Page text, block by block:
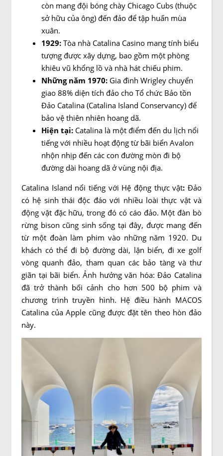
còn mang đội bóng chày Chicago Cubs (thuộc
sở hữu của ông) đến đảo để tập huấn mùa
xuân.
1929: Tòa nhà Catalina Casino mang tính biểu
tượng được xây dựng, bao gồm một phòng
khiêu vũ khổng lồ và nhà hát chiếu phim.
Những năm 1970: Gia đình Wrigley chuyển
giao 88% diện tích đảo cho Tổ chức Bảo tồn
Đảo Catalina (Catalina Island Conservancy) để
bảo vệ thiên nhiên hoang dã.
Hiện tại: Catalina là một điểm đến du lịch nổi
tiếng với nhiều hoạt động từ bãi biển Avalon
nhộn nhịp đến các con đường mòn đi bộ
đường dài hoang dã ở vùng nội địa.
Catalina Island nổi tiếng với Hệ động thực vật: Đảo
có hệ sinh thái độc đáo với nhiều loài thực vật và
động vật đặc hữu, trong đó có cáo đảo. Một đàn bò
rừng bison cũng sinh sống tại đây, được mang đến
từ một đoàn làm phim vào những năm 1920. Du
khách có thể đi bộ đường dài, lặn biển, đi xe golf
vòng quanh đảo, tham quan các bảo tàng và thư
giãn tại bãi biển. Ảnh hưởng văn hóa: Đảo Catalina
đã trở thành bối cảnh cho hơn 500 bộ phim và
chương trình truyền hình. Hệ điều hành MACOS
Catalina của Apple cũng được đặt tên theo hòn đảo
này.